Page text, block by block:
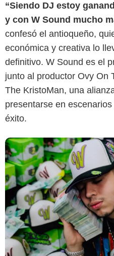
“Siendo DJ estoy
y con W Sound mucho
confesó el antioqueño,
económica y creativa lo
definitivo. W Sound es el
junto al productor Ovy On
The KristoMan, una
presentarse en
éxito.